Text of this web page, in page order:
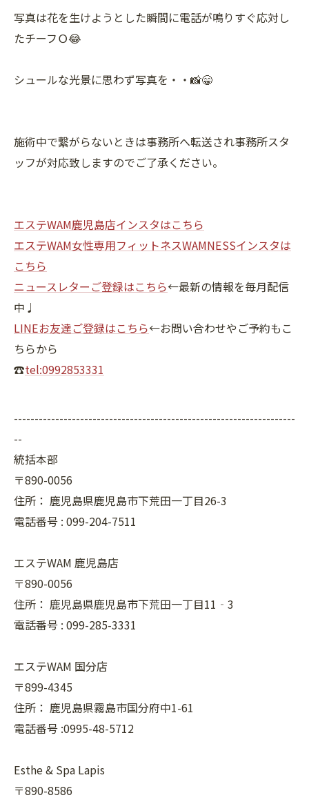
写真は花を生けようとした瞬間に電話が鳴りすぐ応対し
たチーフＯ😂
シュールな光景に思わず写真を・・📸😁
施術中で繋がらないときは事務所へ転送され事務所スタ
ッフが対応致しますのでご了承ください。
エステWAM鹿児島店インスタはこちら
エステWAM女性専用フィットネスWAMNESSインスタは
こちら
ニュースレターご登録はこちら←最新の情報を毎月配信
中♩
LINEお友達ご登録はこちら←お問い合わせやご予約もこ
ちらから
☎tel:0992853331
--------------------------------------------------------------------
--
統括本部
〒890-0056
住所： 鹿児島県鹿児島市下荒田一丁目26-3
電話番号 : 099-204-7511
エステWAM 鹿児島店
〒890-0056
住所： 鹿児島県鹿児島市下荒田一丁目11‐3
電話番号 : 099-285-3331
エステWAM 国分店
〒899-4345
住所： 鹿児島県霧島市国分府中1-61
電話番号 :0995-48-5712
Esthe & Spa Lapis
〒890-8586